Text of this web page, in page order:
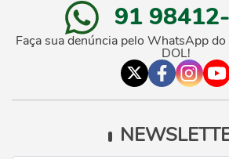
91
Faça sua denúncia pelo WhatsApp
DOL!